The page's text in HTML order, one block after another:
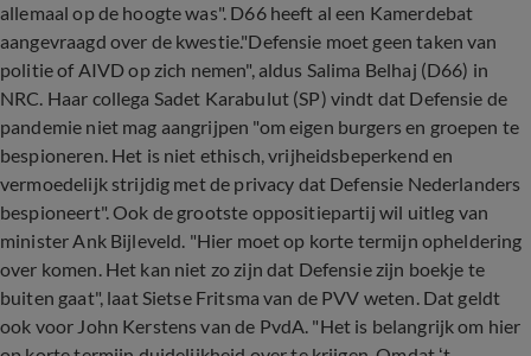
allemaal op de hoogte was". D66 heeft al een Kamerdebat
aangevraagd over de kwestie."Defensie moet geen taken van
politie of AIVD op zich nemen", aldus Salima Belhaj (D66) in
NRC. Haar collega Sadet Karabulut (SP) vindt dat Defensie de
pandemie niet mag aangrijpen "om eigen burgers en groepen te
bespioneren. Het is niet ethisch, vrijheidsbeperkend en
vermoedelijk strijdig met de privacy dat Defensie Nederlanders
bespioneert". Ook de grootste oppositiepartij wil uitleg van
minister Ank Bijleveld. "Hier moet op korte termijn opheldering
over komen. Het kan niet zo zijn dat Defensie zijn boekje te
buiten gaat", laat Sietse Fritsma van de PVV weten. Dat geldt
ook voor John Kerstens van de PvdA. "Het is belangrijk om hier